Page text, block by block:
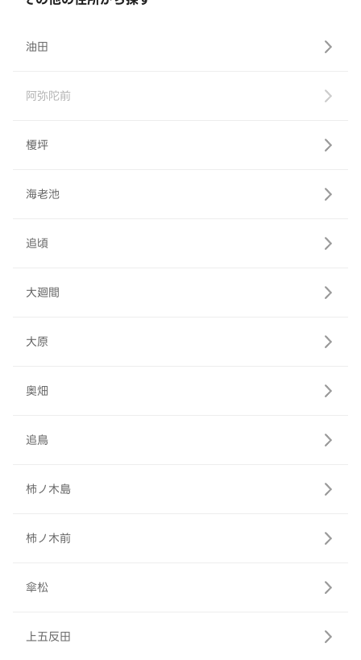
油田
阿弥陀前
榎坪
海老池
追頃
大廻間
大原
奥畑
追鳥
柿ノ木島
柿ノ木前
傘松
上五反田